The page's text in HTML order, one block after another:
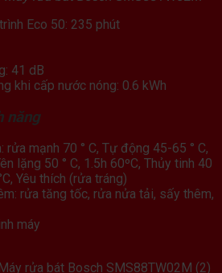
Eco 50: 235 phút
41 dB
khi cấp nước nóng: 0.6 kWh
năng
rửa mạnh 70 ° C, Tự động 45-65 ° C,
lặng 50 ° C, 1.5h 60ºC, Thủy tinh 40
Yêu thích (rửa tráng)
rửa tăng tốc, rửa nửa tải, sấy thêm,
máy